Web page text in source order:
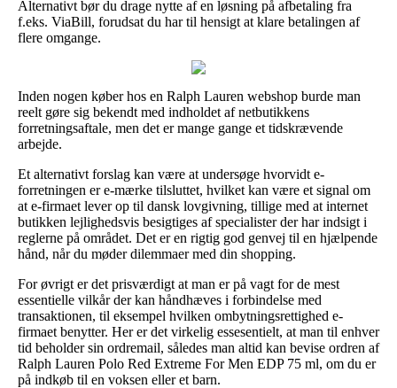
Alternativt bør du drage nytte af en løsning på afbetaling fra
f.eks. ViaBill, forudsat du har til hensigt at klare betalingen af
flere omgange.
Inden nogen køber hos en Ralph Lauren webshop burde man
reelt gøre sig bekendt med indholdet af netbutikkens
forretningsaftale, men det er mange gange et tidskrævende
arbejde.
Et alternativt forslag kan være at undersøge hvorvidt e-
forretningen er e-mærke tilsluttet, hvilket kan være et signal om
at e-firmaet lever op til dansk lovgivning, tillige med at internet
butikken lejlighedsvis besigtiges af specialister der har indsigt i
reglerne på området. Det er en rigtig god genvej til en hjælpende
hånd, når du møder dilemmaer med din shopping.
For øvrigt er det prisværdigt at man er på vagt for de mest
essentielle vilkår der kan håndhæves i forbindelse med
transaktionen, til eksempel hvilken ombytningsrettighed e-
firmaet benytter. Her er det virkelig essesentielt, at man til enhver
tid beholder sin ordremail, således man altid kan bevise ordren af
Ralph Lauren Polo Red Extreme For Men EDP 75 ml, om du er
på indkøb til en voksen eller et barn.